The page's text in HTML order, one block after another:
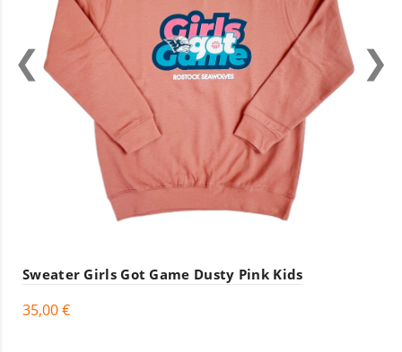
Sweater Girls Got Game Dusty Pink Kids
35,00 €